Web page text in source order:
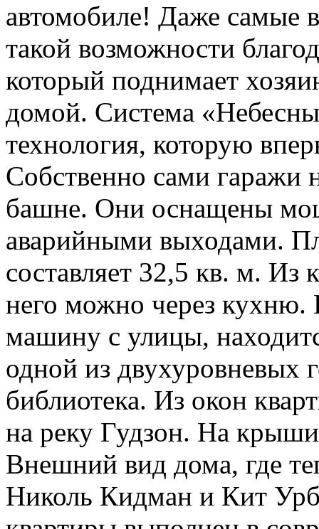
автомобиле! Даже самые
такой возможности
который поднимает
домой. Система
технология, которую
Собственно сами гаражи
башне. Они оснащены
аварийными выходами.
составляет 32,5 кв. м. Из
него можно через
машину с улицы,
одной из двухуровневых
библиотека. Из окон
на реку Гудзон. На
Внешний вид дома, где
Николь Кидман и Кит